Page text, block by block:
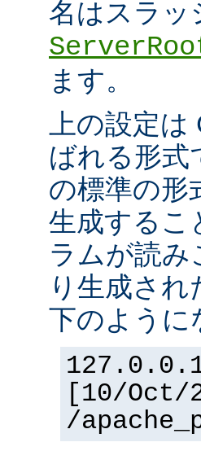
名はスラッ
ます。
上の設定
ばれる形式
の標準の形
生成するこ
ラムが読み
り生成さ
下のように
[10/Oct/
/